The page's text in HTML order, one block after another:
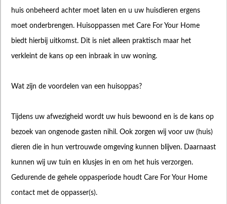
huis onbeheerd achter moet laten en u uw huisdieren ergens
moet onderbrengen. Huisoppassen met Care For Your Home
biedt hierbij uitkomst. Dit is niet alleen praktisch maar het
verkleint de kans op een inbraak in uw woning.
Wat zijn de voordelen van een huisoppas?
Tijdens uw afwezigheid wordt uw huis bewoond en is de kans op
bezoek van ongenode gasten nihil. Ook zorgen wij voor uw (huis)
dieren die in hun vertrouwde omgeving kunnen blijven. Daarnaast
kunnen wij uw tuin en klusjes in en om het huis verzorgen.
Gedurende de gehele oppasperiode houdt Care For Your Home
contact met de oppasser(s).